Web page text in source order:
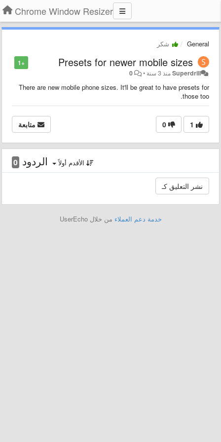
Chrome Window Resizer
General شكر
+1 Presets for newer mobile sizes
Superdrillمنذ 3 سنة •
0
There are new mobile phone sizes. It'll be great to have presets for
those too.
1
0 متابعة
الردود 0 الأقدم أولاً
خدمة دعم العملاء من خلال UserEcho